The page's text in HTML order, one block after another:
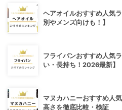
ヘアオイルおすすめ人気
別やメンズ向けも！】
フライパンおすすめ人気
い・長持ち！2026最新】
マヌカハニーおすすめ人
高さを徹底比較・検証